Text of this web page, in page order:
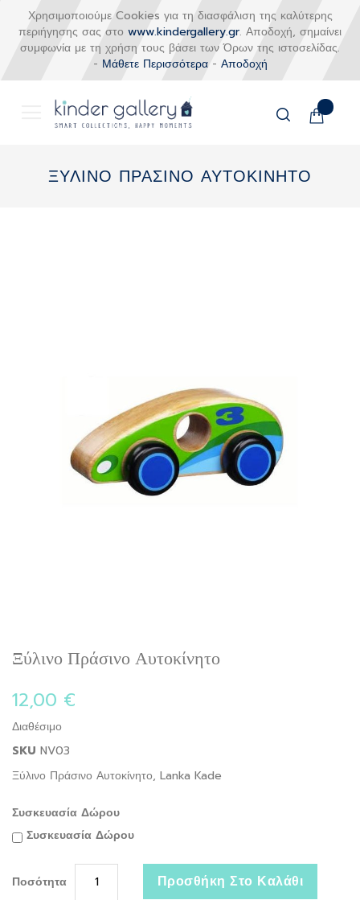
Χρησιμοποιούμε Cookies για τη διασφάλιση της καλύτερης
περιήγησης σας στο www.kindergallery.gr. Αποδοχή, σημαίνει
συμφωνία με τη χρήση τους βάσει των Όρων της ιστοσελίδας.
- Μάθετε Περισσότερα- Αποδοχή
Το
περιεχόμενοΞΥΛΙΝΟ ΠΡΑΣΙΝΟ ΑΥΤΟΚΙΝΗΤΟ
Ξύλινο Πράσινο Αυτοκίνητο
12,00 €
Διαθέσιμο
SKU NV03
Ξύλινο Πράσινο Αυτοκίνητο, Lanka Kade
Συσκευασία Δώρου
Συσκευασία Δώρου
Ποσότητα Προσθήκη Στο Καλάθι
Skip
beginning
of
the
images
gallery